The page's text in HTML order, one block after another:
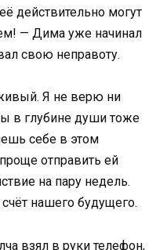
действительно могут
— Дима уже начинал
свою неправоту.
Я не верю ни
в глубине души тоже
себе в этом
отправить ей
на пару недель.
нашего будущего.
взял в руки телефон,